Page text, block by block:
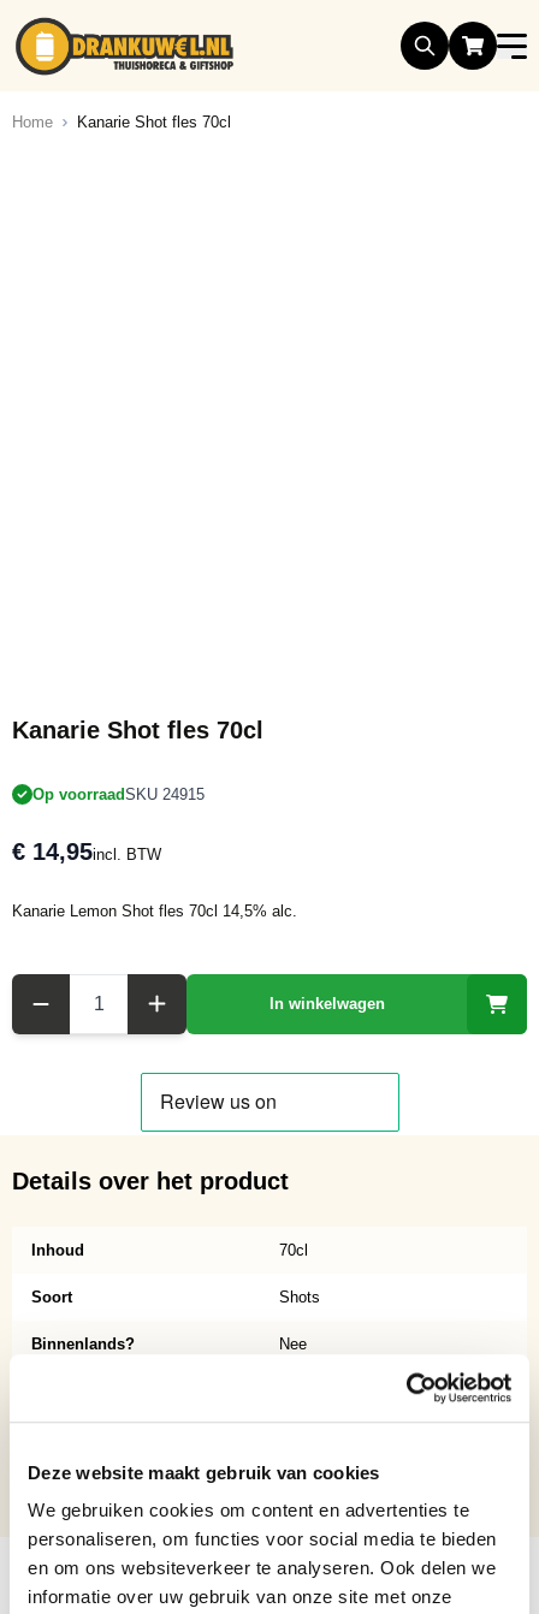
Deze website maakt gebruik van cookies
We gebruiken cookies om content en advertenties te
personaliseren, om functies voor social media te bieden
en om ons websiteverkeer te analyseren. Ook delen we
informatie over uw gebruik van onze site met onze
Ga naar de inhoud
Home Kanarie Shot fles 70cl
Kanarie Shot fles 70cl
Op voorraadSKU 24915
€ 14,95incl. BTW
Kanarie Lemon Shot fles 70cl 14,5% alc.
In winkelwagen
Details over het product
Inhoud 70cl
Soort Shots
Binnenlands? Nee
Alcoholpercentage 14.5